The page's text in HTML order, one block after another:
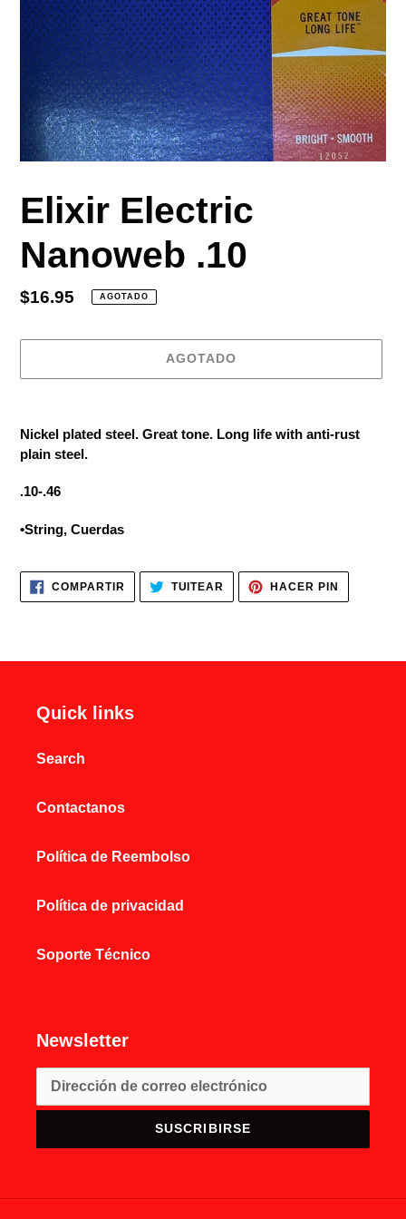
Elixir Electric
Nanoweb .10
Precio
$16.95 AGOTADO
AGOTADO
el
producto
a
tu
de
Nickel plated steel. Great tone. Long life with anti-rust
plain steel.
.10-.46
•String, Cuerdas
COMPARTIR COMPARTIR
EN
FACEBOOK
TUITEAR TUITEAR
TWITTER
HACER PIN
PINTEREST
Quick links
Search
Contactanos
Política de Reembolso
Política de privacidad
Soporte Técnico
Newsletter
SUSCRIBIRSE